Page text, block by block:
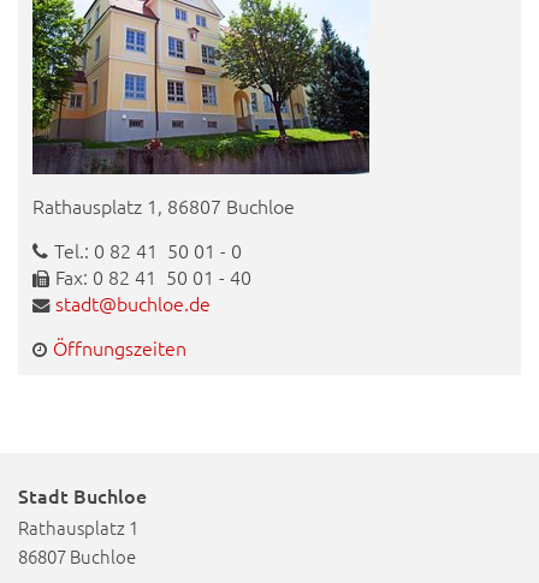
Rathausplatz 1, 86807 Buchloe
Tel.: 0 82 41 50 01 - 0
Fax: 0 82 41 50 01 - 40
stadt@buchloe.de
Öffnungszeiten
Stadt Buchloe
Rathausplatz 1
86807 Buchloe